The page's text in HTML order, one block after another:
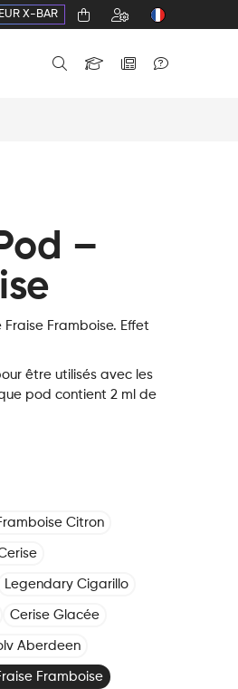
X-BAR
–
Framboise. Effet
être utilisés avec les
pod contient 2 ml de
Citron
Legendary Cigarillo
Cerise Glacée
Aberdeen
Framboise